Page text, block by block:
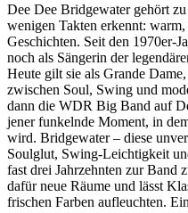
Dee Dee Bridgewater gehört
wenigen Takten erkennt:
Geschichten. Seit den 1970er-
noch als Sängerin der
Heute gilt sie als Grande
zwischen Soul, Swing und
dann die WDR Big Band auf
jener funkelnde Moment, in
wird. Bridgewater – diese
Soulglut, Swing-Leichtigkeit
fast drei Jahrzehnten zur Band
dafür neue Räume und lässt
frischen Farben aufleuchten.